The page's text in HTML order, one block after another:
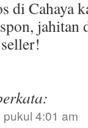
di Cahaya
jahitan
4:01 am